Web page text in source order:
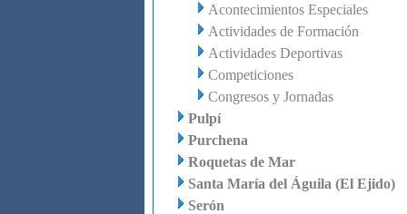
Acontecimientos Especiales
Actividades de Formación
Actividades Deportivas
Competiciones
Congresos y Jornadas
Pulpí
Purchena
Roquetas de Mar
Santa María del Águila (El Ejido)
Serón